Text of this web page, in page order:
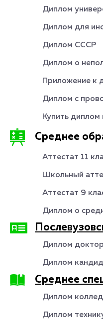
Диплом
Диплом для
Диплом СССР
Диплом о
Приложение к
Диплом с
Купить диплом
Среднее
Аттестат 11
Школьный
Аттестат 9
Диплом о
Диплом
Диплом
Среднее
Диплом
Диплом